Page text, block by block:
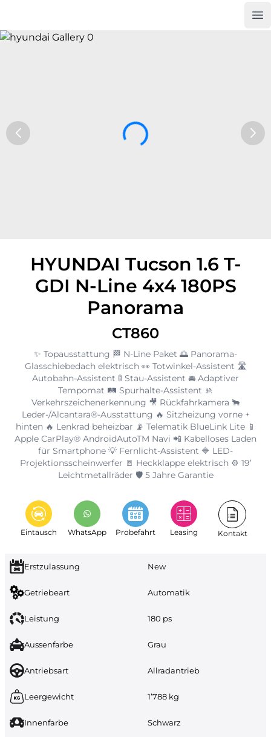
HYUNDAI Tucson 1.6 T-
GDI N-Line 4x4 180PS
Panorama
CT860
✨ Topausstattung 🏁 N-Line Paket 🌅 Panorama-
Glasschiebedach elektrisch 👀 Totwinkel-Assistent 🛣️
Autobahn-Assistent 🚦 Stau-Assistent 🚘 Adaptiver
Tempomat 🛤️ Spurhalte-Assistent 🚸
Verkehrszeichenerkennung 🎥 Rückfahrkamera 🐂
Leder-/Alcantara®-Ausstattung 🔥 Sitzheizung vorne +
hinten 🔥 Lenkrad beheizbar 📡 Telematik BlueLink Lite 📱
Apple CarPlay® AndroidAutoTM Navi 📲 Kabelloses Laden
für Smartphone 💡 Fernlicht-Assistent 🔷 LED-
Projektionsscheinwerfer 🚪 Heckklappe elektrisch ⚙️ 19’
Leichtmetallräder 🛡️ 5 Jahre Garantie
Eintausch WhatsApp Probefahrt Leasing Kontakt
Erstzulassung New
Getriebeart Automatik
Leistung 180 ps
Aussenfarbe Grau
Antriebsart Allradantrieb
Leergewicht 1’788 kg
Innenfarbe Schwarz